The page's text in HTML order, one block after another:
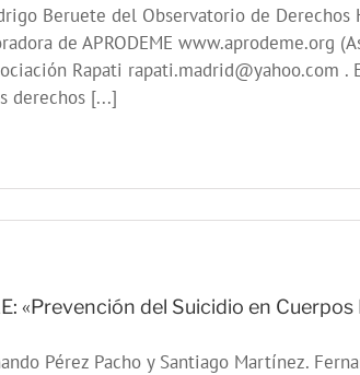
Beruete del Observatorio de
de APRODEME www.aprodeme.org
Rapati rapati.madrid@yahoo.com
derechos [...]
«Prevención del Suicidio en
Pérez Pacho y Santiago Martínez.